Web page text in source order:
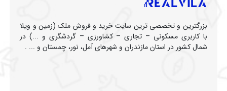
بزرگترین و تخصصی ترین سایت خرید و فروش ملک (زمین و ویلا
با کاربری مسکونی – تجاری – کشاورزی – گردشگری و ...) در
شمال کشور در استان مازندران و شهرهای آمل، نور، چمستان و ... .